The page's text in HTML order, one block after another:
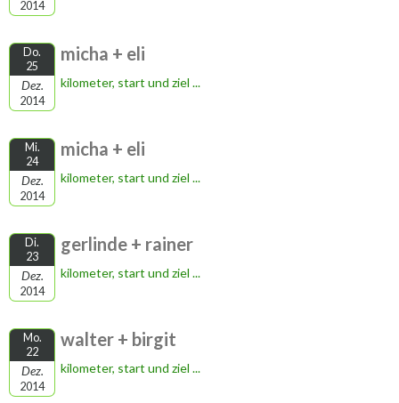
2014
Do.
25
Dez.
2014
micha + eli
kilometer, start und ziel ...
Mi.
24
Dez.
2014
micha + eli
kilometer, start und ziel ...
Di.
23
Dez.
2014
gerlinde + rainer
kilometer, start und ziel ...
Mo.
22
Dez.
2014
walter + birgit
kilometer, start und ziel ...